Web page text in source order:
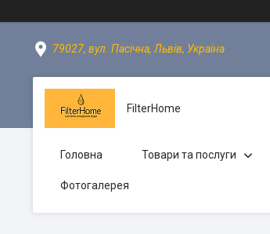
79027, вул. Пасічна, Львів, Україна
FilterHome
Головна Товари та послуги
Фотогалерея